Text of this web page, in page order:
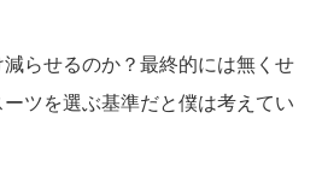
らせるのか？最終的には無くせ
ツを選ぶ基準だと僕は考えてい